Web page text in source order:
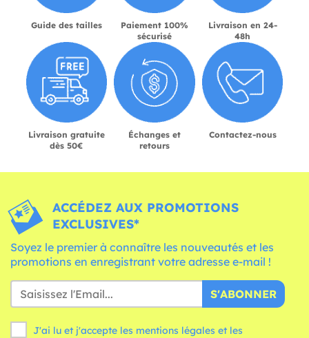
Guide des tailles
Paiement 100%
sécurisé
Livraison en 24-
48h
Livraison gratuite
dès 50€
Échanges et
retours
Contactez-nous
ACCÉDEZ AUX PROMOTIONS
EXCLUSIVES*
Soyez le premier à connaître les nouveautés et les
promotions en enregistrant votre adresse e-mail !
S'ABONNER
J'ai lu et j'accepte les mentions légales et les